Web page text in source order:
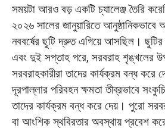
সময়টা আরও বড় একটি চ্যালেঞ্জ তৈরি
২০২৬ সালের জানুয়ারিতে আনুষ্ঠানিকভাবে
নববর্ষের ছুটি দ্রুত এগিয়ে আসছিল।
এবং দুই সপ্তাহ পরে, সরবরাহ শৃঙ্খলের
সরবরাহকারীরা তাদের কার্যক্রম বন্ধ করে
দূরপাল্লার পরিবহন ক্ষমতা তীব্রভাবে
তাদের কার্যক্রম বন্ধ করে দেয়। পুরো
বা আংশিক স্থবিরতার অবস্থায় প্রবেশ